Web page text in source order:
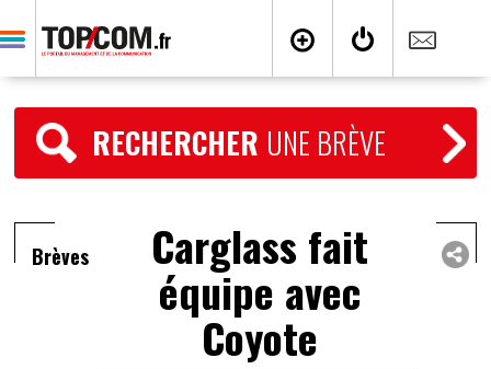
RECHERCHER UNE BRÈVE
Brèves Carglass fait
équipe avec
Coyote